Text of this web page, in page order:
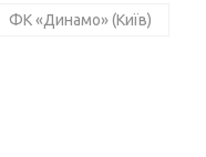
ФК «Динамо» (Київ)